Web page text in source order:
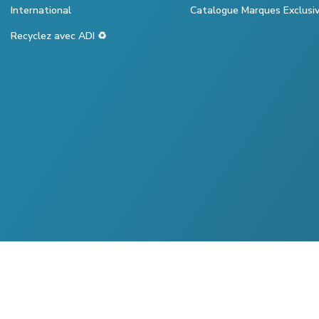
International
Recyclez avec ADI ♻️
Catalogue Marques